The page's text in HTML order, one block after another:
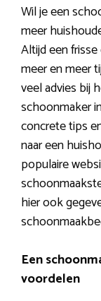
Wil je een
meer
Altijd een
meer en meer
veel advies bij
schoonmaker
concrete tips
naar een
populaire
hier ook
Een
voordelen